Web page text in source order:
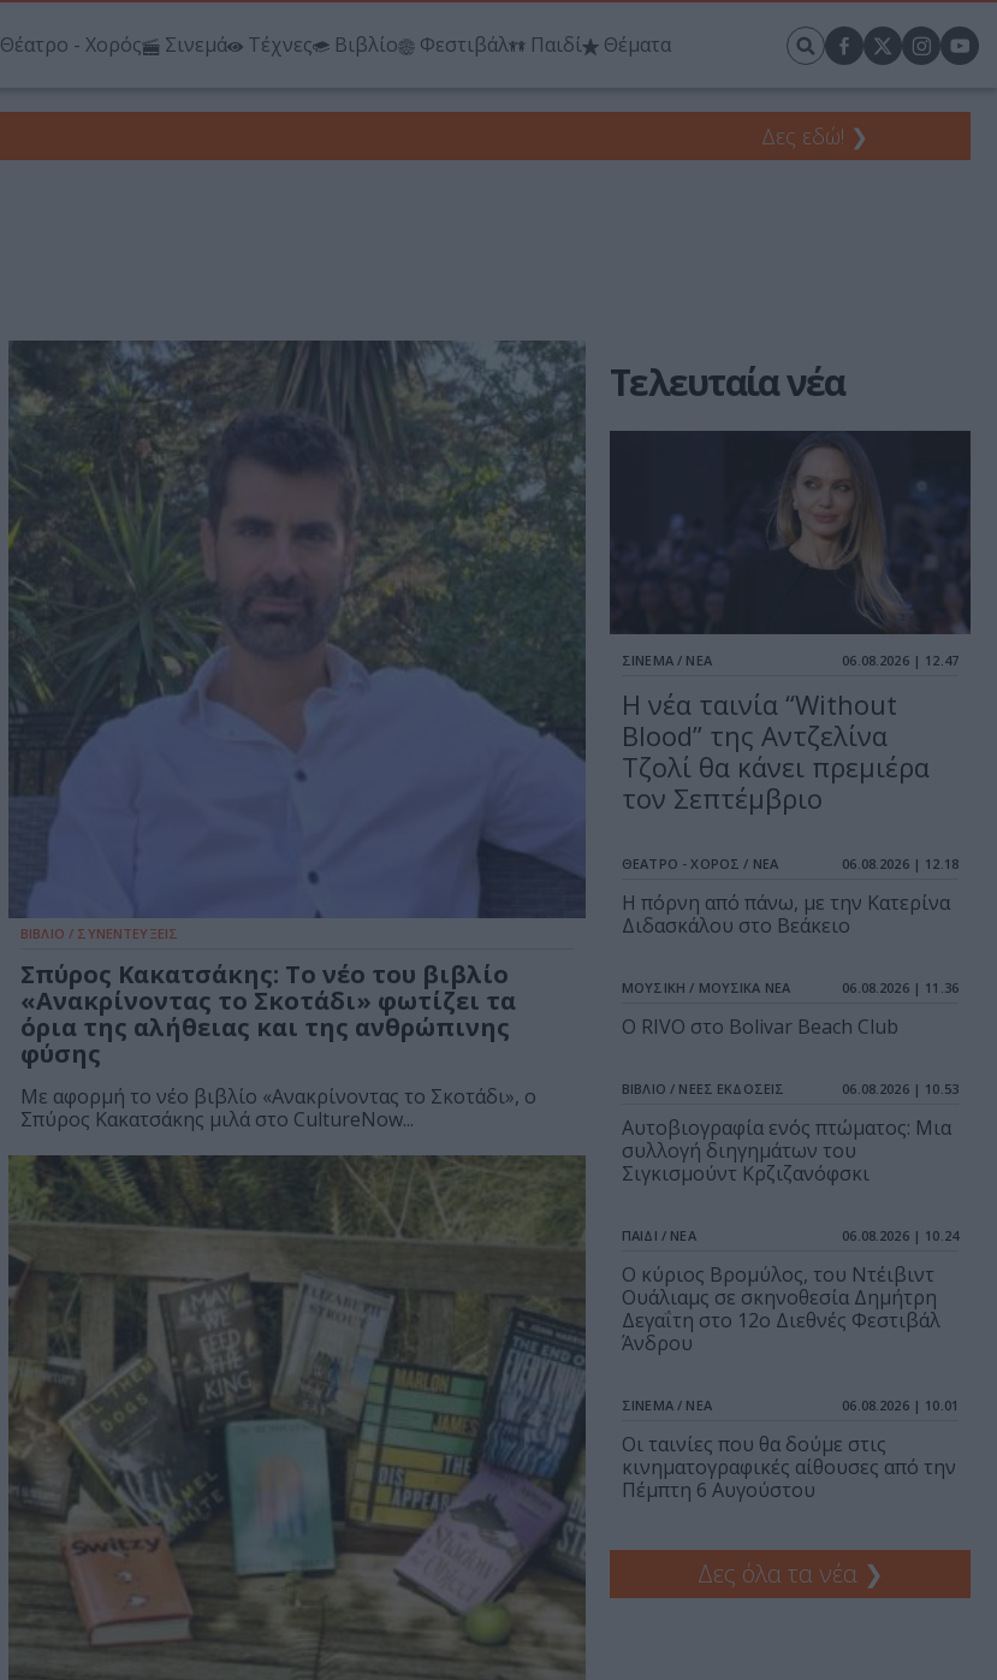
Θέατρο - Χορός Σινεμά Τέχνες Βιβλίο Φεστιβάλ Παιδί Θέματα
Δες εδώ! ❯
ΒΙΒΛΙΟ / ΣΥΝΕΝΤΕΥΞΕΙΣ
Σπύρος Κακατσάκης: Το νέο του βιβλίο
«Ανακρίνοντας το Σκοτάδι» φωτίζει τα
όρια της αλήθειας και της ανθρώπινης
φύσης
Με αφορμή το νέο βιβλίο «Ανακρίνοντας το Σκοτάδι», ο
Σπύρος Κακατσάκης μιλά στο CultureNow...
Τελευταία νέα
ΣΙΝΕΜΑ / ΝΕΑ 06.08.2026 | 12.47
Η νέα ταινία “Without
Blood” της Αντζελίνα
Τζολί θα κάνει πρεμιέρα
τον Σεπτέμβριο
ΘΕΑΤΡΟ - ΧΟΡΟΣ / ΝΕΑ 06.08.2026 | 12.18
Η πόρνη από πάνω, με την Κατερίνα
Διδασκάλου στο Βεάκειο
ΜΟΥΣΙΚΗ / ΜΟΥΣΙΚΑ ΝΕΑ 06.08.2026 | 11.36
Ο RIVO στο Bolivar Beach Club
ΒΙΒΛΙΟ / ΝΕΕΣ ΕΚΔΟΣΕΙΣ 06.08.2026 | 10.53
Αυτοβιογραφία ενός πτώματος: Μια
συλλογή διηγημάτων του
Σιγκισμούντ Κρζιζανόφσκι
ΠΑΙΔΙ / ΝΕΑ 06.08.2026 | 10.24
O κύριος Βρομύλος, του Ντέιβιντ
Ουάλιαμς σε σκηνοθεσία Δημήτρη
Δεγαΐτη στο 12ο Διεθνές Φεστιβάλ
Άνδρου
ΣΙΝΕΜΑ / ΝΕΑ 06.08.2026 | 10.01
Οι ταινίες που θα δούμε στις
κινηματογραφικές αίθουσες από την
Πέμπτη 6 Αυγούστου
Δες όλα τα νέα ❯